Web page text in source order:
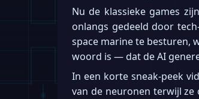
Nu de klassieke games
onlangs gedeeld door
space marine te besturen,
woord is — dat de AI
In een korte sneak-peek
van de neuronen terwijl ze